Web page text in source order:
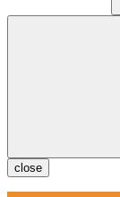
close